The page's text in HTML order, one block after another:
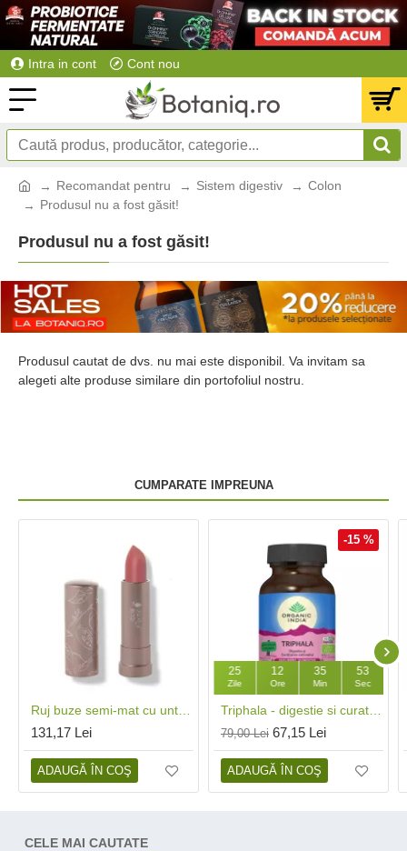
Intra in cont Cont nou
Recomandat pentru Sistem digestiv
Colon
Produsul nu a fost găsit!
Produsul nu a fost găsit!
Produsul cautat de dvs. nu mai este disponibil. Va invitam sa
alegeti alte produse similare din portofoliul nostru.
CUMPARATE IMPREUNA
131,17 Lei
ADAUGĂ ÎN COŞ
-15 %
25
Zile
12
Ore
35
Min
53
Sec
79,00 Lei 67,15 Lei
ADAUGĂ ÎN COŞ
CELE MAI CAUTATE